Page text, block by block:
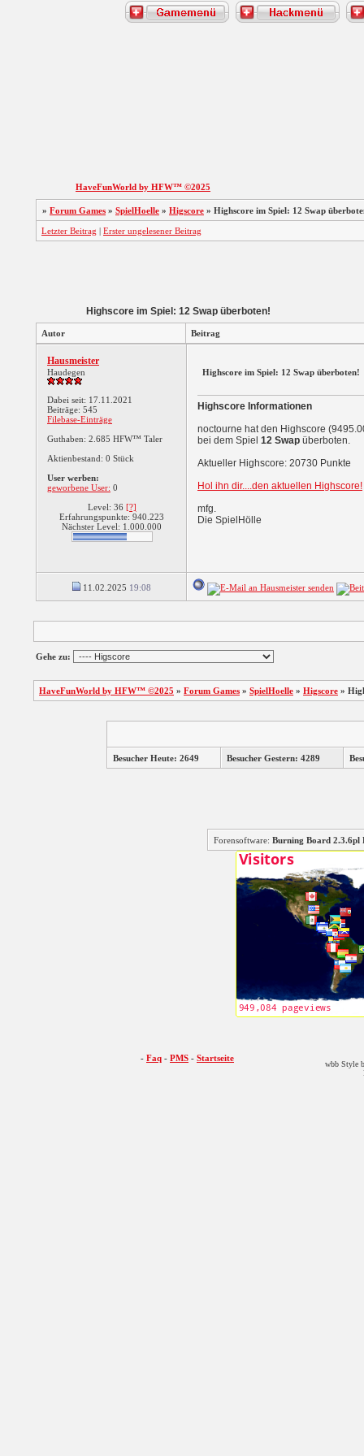
HaveFunWorld by HFW™ ©2025
» Forum Games » SpielHoelle » Higscore » Highscore im Spiel: 12 Swap
Letzter Beitrag | Erster ungelesener Beitrag
Highscore im Spiel: 12 Swap überboten!
Autor Beitrag
Hausmeister
Haudegen
Dabei seit: 17.11.2021
Beiträge: 545
Filebase-Einträge
Guthaben: 2.685 HFW™ Taler
Aktienbestand: 0 Stück
User werben:
geworbene User: 0
Level: 36 [?]
Erfahrungspunkte: 940.223
Nächster Level: 1.000.000
Highscore im Spiel: 12 Swap überboten!
Highscore Informationen
noctourne hat den Highscore
bei dem Spiel 12 Swap überboten.
Aktueller Highscore: 20730 Punkte
Hol ihn dir....den aktuellen Highscore!
mfg.
Die SpielHölle
11.02.2025 19:08
Gehe zu:
HaveFunWorld by HFW™ ©2025 » Forum Games » SpielHoelle » Higscore »
Besucher Heute: 2649 Besucher Gestern: 4289
Forensoftware: Burning Board
- Faq - PMS - Startseite
wbb Style